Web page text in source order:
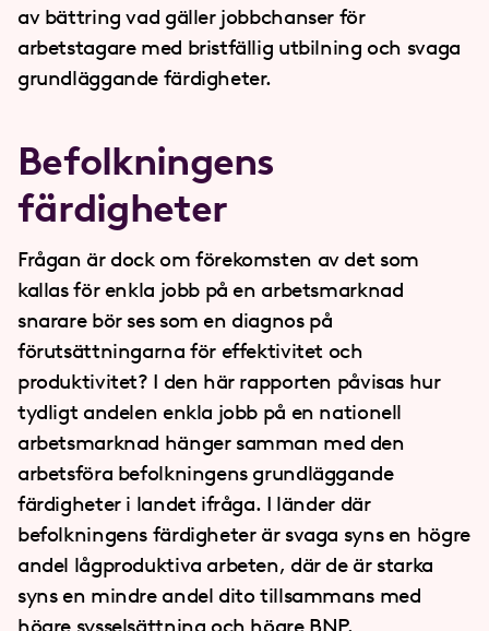
av bättring vad gäller jobbchanser för
arbetstagare med bristfällig utbilning och svaga
grundläggande färdigheter.
Befolkningens
färdigheter
Frågan är dock om förekomsten av det som
kallas för enkla jobb på en arbetsmarknad
snarare bör ses som en diagnos på
förutsättningarna för effektivitet och
produktivitet? I den här rapporten påvisas hur
tydligt andelen enkla jobb på en nationell
arbetsmarknad hänger samman med den
arbetsföra befolkningens grundläggande
färdigheter i landet ifråga. I länder där
befolkningens färdigheter är svaga syns en högre
andel lågproduktiva arbeten, där de är starka
syns en mindre andel dito tillsammans med